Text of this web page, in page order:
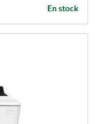
En stock